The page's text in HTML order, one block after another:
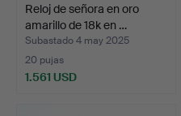
Reloj de señora en oro
amarillo de 18k en …
Subastado 4 may 2025
20 pujas
1.561 USD